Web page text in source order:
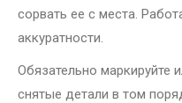
сорвать ее с места.
аккуратности.
Обязательно маркируйте
снятые детали в том